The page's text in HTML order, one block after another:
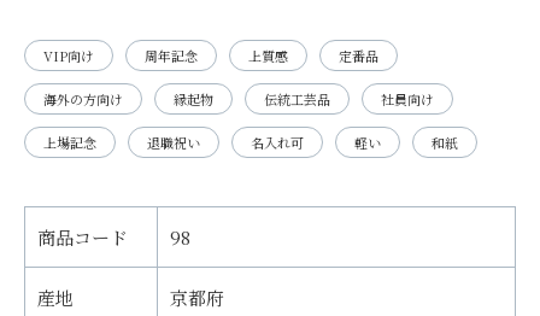
VIP向け 周年記念 上質感 定番品
海外の方向け 縁起物 伝統工芸品 社員向け
上場記念 退職祝い 名入れ可 軽い 和紙
商品コード 98
産地 京都府